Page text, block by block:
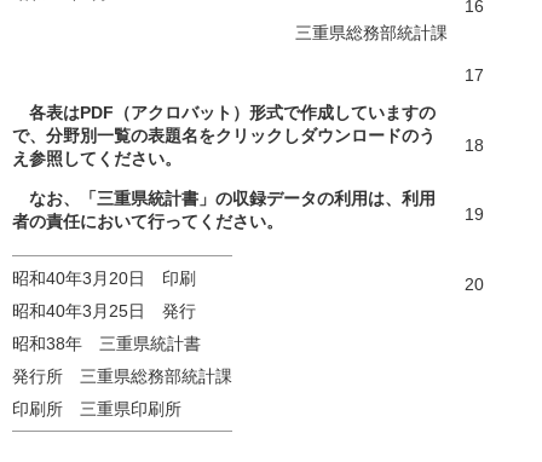
三重県総務部統計課
各表はPDF（アクロバット）形式で作成していますの
で、分野別一覧の表題名をクリックしダウンロードのう
え参照してください。
なお、「三重県統計書」の収録データの利用は、利用
者の責任において行ってください。
昭和40年3月20日 印刷
昭和40年3月25日 発行
昭和38年 三重県統計書
発行所 三重県総務部統計課
印刷所 三重県印刷所
16
17
18
19
20